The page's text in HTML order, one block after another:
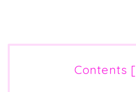
Contents [